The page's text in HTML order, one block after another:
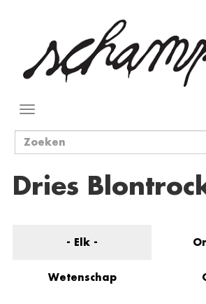
inhoud
Navigatie
Zoekveld
Dries
- Elk -
Wetenschap